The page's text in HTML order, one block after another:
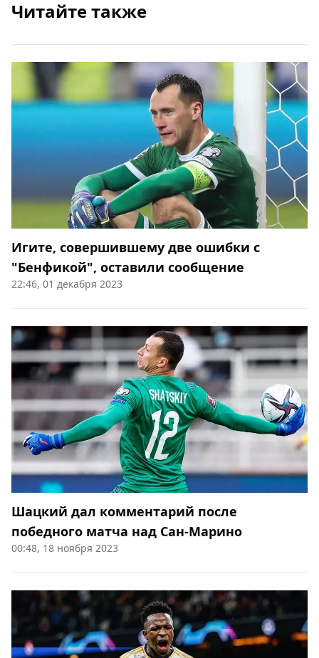
Читайте также
Игите, совершившему две ошибки с
"Бенфикой", оставили сообщение
22:46, 01 декабря 2023
Шацкий дал комментарий после
победного матча над Сан-Марино
00:48, 18 ноября 2023